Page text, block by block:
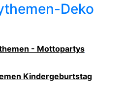
Deko
- Mottopartys
Kindergeburtstag